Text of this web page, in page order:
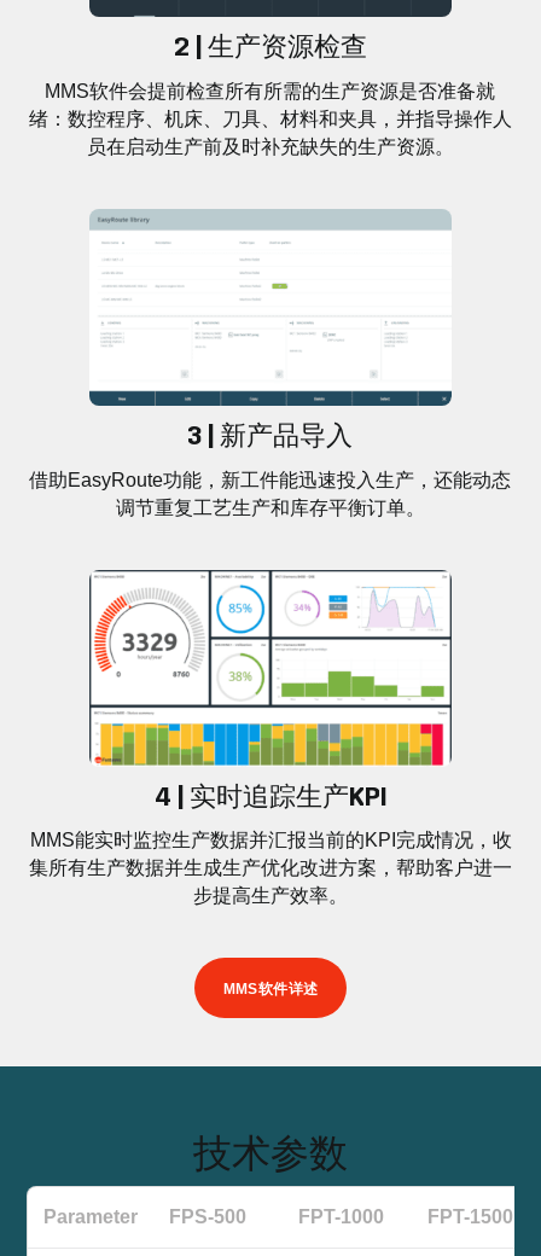
2 | 生产资源检查
MMS软件会提前检查所有所需的生产资源是否准备就
绪：数控程序、机床、刀具、材料和夹具，并指导操作人
员在启动生产前及时补充缺失的生产资源。
3 | 新产品导入
借助EasyRoute功能，新工件能迅速投入生产，还能动态
调节重复工艺生产和库存平衡订单。
4 | 实时追踪生产KPI
MMS能实时监控生产数据并汇报当前的KPI完成情况，收
集所有生产数据并生成生产优化改进方案，帮助客户进一
步提高生产效率。
MMS软件详述
技术参数
Parameter FPS-500 FPT-1000 FPT-1500